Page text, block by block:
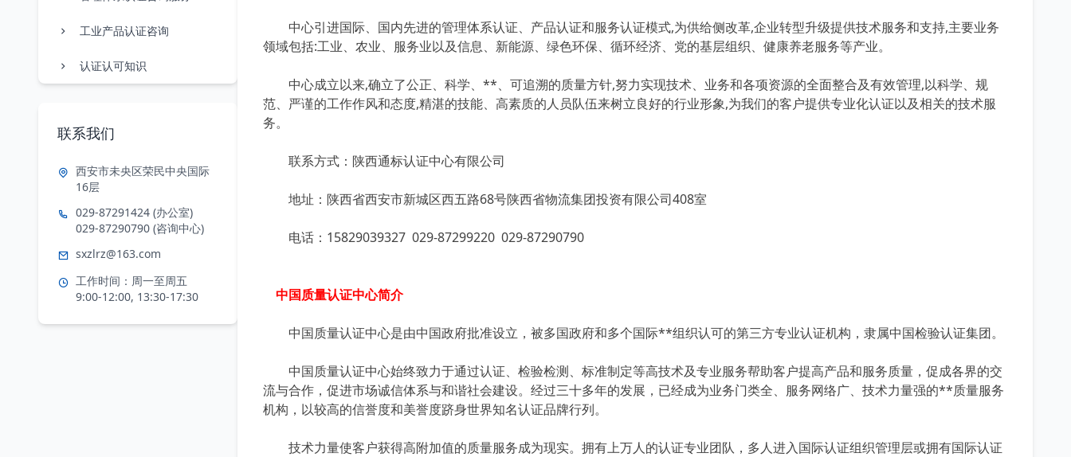
工业产品认证咨询
认证认可知识
联系我们
西安市未央区荣民中央国际
16层
029-87291424 (办公室)
029-87290790 (咨询中心)
sxzlrz@163.com
工作时间：周一至周五
9:00-12:00, 13:30-17:30
中心引进国际、国内先进的管理体系认证、产品认证和服务认证模式,为供给侧改革,企业转型升级提供技术服务和支持,主要业务
领域包括:工业、农业、服务业以及信息、新能源、绿色环保、循环经济、党的基层组织、健康养老服务等产业。
中心成立以来,确立了公正、科学、**、可追溯的质量方针,努力实现技术、业务和各项资源的全面整合及有效管理,以科学、规
范、严谨的工作作风和态度,精湛的技能、高素质的人员队伍来树立良好的行业形象,为我们的客户提供专业化认证以及相关的技术服
务。
联系方式：陕西通标认证中心有限公司
地址：陕西省西安市新城区西五路68号陕西省物流集团投资有限公司408室
电话： 15829039327 029-87299220 029-87290790
中国质量认证中心简介
中国质量认证中心是由中国政府批准设立，被多国政府和多个国际**组织认可的第三方专业认证机构，隶属中国检验认证集团。
中国质量认证中心始终致力于通过认证、检验检测、标准制定等高技术及专业服务帮助客户提高产品和服务质量，促成各界的交
流与合作，促进市场诚信体系与和谐社会建设。经过三十多年的发展，已经成为业务门类全、服务网络广、技术力量强的**质量服务
机构，以较高的信誉度和美誉度跻身世界知名认证品牌行列。
技术力量使客户获得高附加值的质量服务成为现实。拥有上万人的认证专业团队，多人进入国际认证组织管理层或拥有国际认证